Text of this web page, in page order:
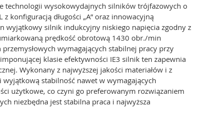
technologii wysokowydajnych silników trójfazowych o
konfiguracją długości „A” oraz innowacyjną
wyjątkowy silnik indukcyjny niskiego napięcia zgodny z
prędkość obrotową 1430 obr./min
wymagających stabilnej pracy przy
klasie efektywności IE3 silnik ten zapewnia
Wykonany z najwyższej jakości materiałów i z
wyjątkową stabilność nawet w wymagających
użytkowe, co czyni go preferowanym rozwiązaniem
niezbędna jest stabilna praca i najwyższa